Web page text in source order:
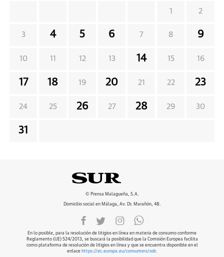
1 2
3 4 5 6 7 8 9
10 11 12 13 14 15 16
17 18 19 20 21 22 23
24 25 26 27 28 29 30
31
© Prensa Malagueña, S.A.
Domicilio social en Málaga, Av. Dr. Marañón, 48.
En lo posible, para la resolución de litigios en línea en materia de consumo conforme
Reglamento (UE) 524/2013, se buscará la posibilidad que la Comisión Europea facilita
como plataforma de resolución de litigios en línea y que se encuentra disponible en el
enlace https://ec.europa.eu/consumers/odr.